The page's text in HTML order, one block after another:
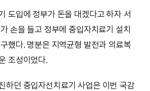
도입에 정부가 돈을 대겠다고 하자 서
손을 들고 정부에 중입자치료기 설치
했다. 명분은 지역균형 발전과 의료복
조성이었다.
하던 중입자선치료기 사업은 이번 국감